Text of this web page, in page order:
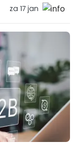
za 17 jan